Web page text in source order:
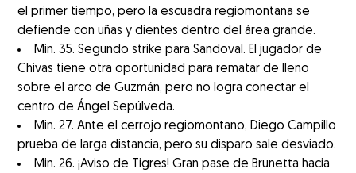
el primer tiempo, pero la escuadra regiomontana se
defiende con uñas y dientes dentro del área grande.
Min. 35. Segundo strike para Sandoval. El jugador de
Chivas tiene otra oportunidad para rematar de lleno
sobre el arco de Guzmán, pero no logra conectar el
centro de Ángel Sepúlveda.
Min. 27. Ante el cerrojo regiomontano, Diego Campillo
prueba de larga distancia, pero su disparo sale desviado.
Min. 26. ¡Aviso de Tigres! Gran pase de Brunetta hacia